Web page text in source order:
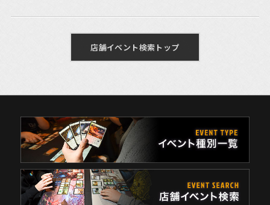
店舗イベント検索トップ